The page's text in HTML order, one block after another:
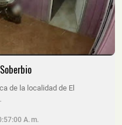
de la localidad de El
A. M.